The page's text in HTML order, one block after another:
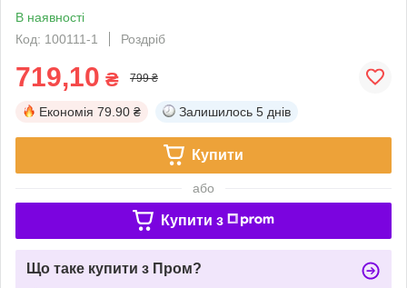
В наявності
Код: 100111-1
Роздріб
719,10 ₴ 799 ₴
Економія 79.90 ₴ Залишилось 5 днів
Купити
або
Купити з
Що таке купити з Пром?